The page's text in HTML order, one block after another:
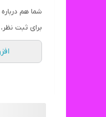
شما هم
برای ثبت